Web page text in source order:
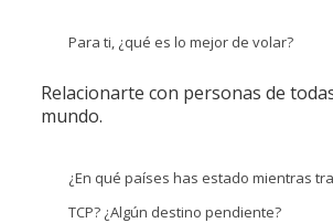
Para ti, ¿qué es lo mejor de volar?
Relacionarte con personas de
mundo.
¿En qué países has estado mientras
TCP? ¿Algún destino pendiente?